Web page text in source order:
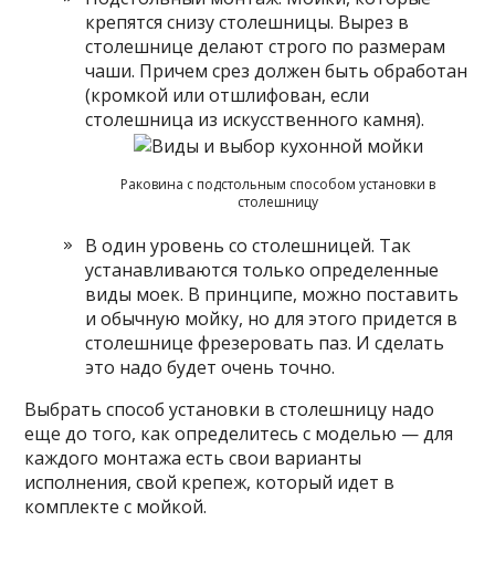
крепятся снизу столешницы. Вырез в
столешнице делают строго по размерам
чаши. Причем срез должен быть обработан
(кромкой или отшлифован, если
столешница из искусственного камня).
Раковина с подстольным способом установки в
столешницу
В один уровень со столешницей. Так
устанавливаются только определенные
виды моек. В принципе, можно поставить
и обычную мойку, но для этого придется в
столешнице фрезеровать паз. И сделать
это надо будет очень точно.
Выбрать способ установки в столешницу надо
еще до того, как определитесь с моделью — для
каждого монтажа есть свои варианты
исполнения, свой крепеж, который идет в
комплекте с мойкой.